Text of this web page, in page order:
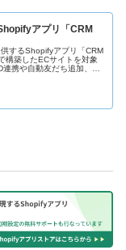
アプリ「CRM
するShopifyアプリ「CRM
構築したECサイトを対象
携や自動友だち追加、